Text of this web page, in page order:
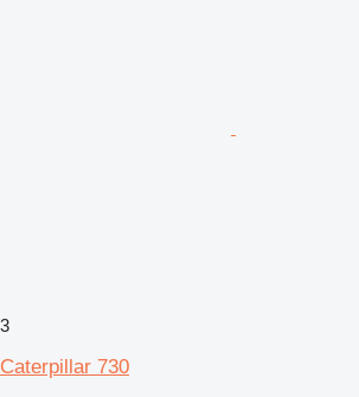
3
Caterpillar 730